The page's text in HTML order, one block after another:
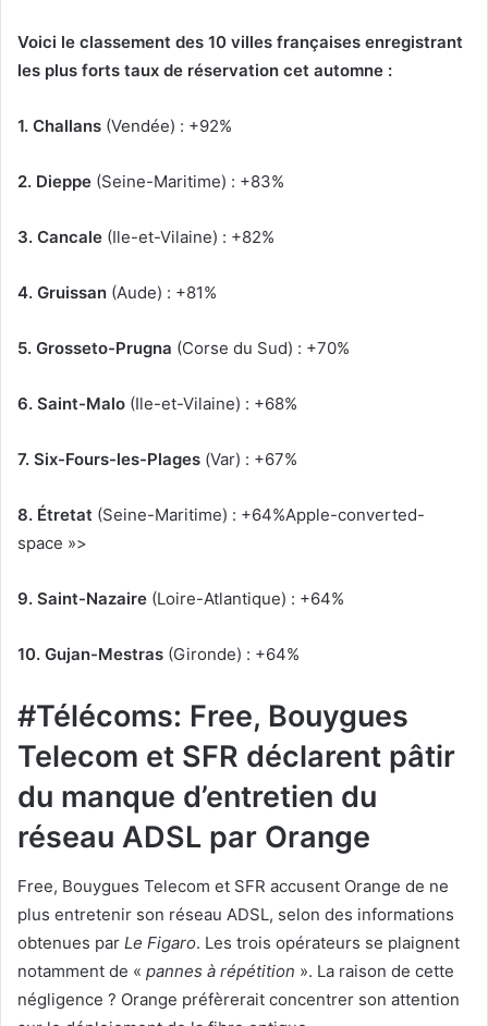
Voici le classement des 10 villes françaises enregistrant
les plus forts taux de réservation cet automne :
1. Challans (Vendée) : +92%
2. Dieppe (Seine-Maritime) : +83%
3. Cancale (Ile-et-Vilaine) : +82%
4. Gruissan (Aude) : +81%
5. Grosseto-Prugna (Corse du Sud) : +70%
6. Saint-Malo (Ile-et-Vilaine) : +68%
7. Six-Fours-les-Plages (Var) : +67%
8. Étretat (Seine-Maritime) : +64%Apple-converted-
space »>
9. Saint-Nazaire (Loire-Atlantique) : +64%
10. Gujan-Mestras (Gironde) : +64%
#Télécoms: Free, Bouygues
Telecom et SFR déclarent pâtir
du manque d’entretien du
réseau ADSL par Orange
Free, Bouygues Telecom et SFR accusent Orange de ne
plus entretenir son réseau ADSL, selon des informations
obtenues par Le Figaro. Les trois opérateurs se plaignent
notamment de « pannes à répétition ». La raison de cette
négligence ? Orange préfèrerait concentrer son attention